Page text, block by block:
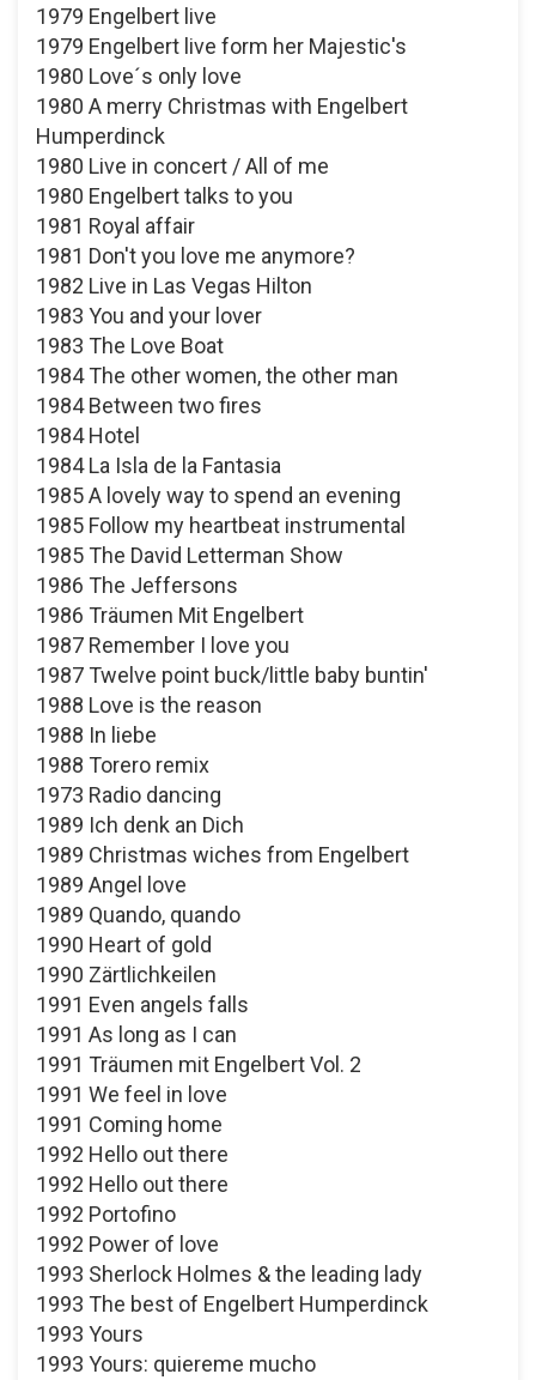
1979 Engelbert live
1979 Engelbert live form her Majestic's
1980 Love´s only love
1980 A merry Christmas with Engelbert
Humperdinck
1980 Live in concert / All of me
1980 Engelbert talks to you
1981 Royal affair
1981 Don't you love me anymore?
1982 Live in Las Vegas Hilton
1983 You and your lover
1983 The Love Boat
1984 The other women, the other man
1984 Between two fires
1984 Hotel
1984 La Isla de la Fantasia
1985 A lovely way to spend an evening
1985 Follow my heartbeat instrumental
1985 The David Letterman Show
1986 The Jeffersons
1986 Träumen Mit Engelbert
1987 Remember I love you
1987 Twelve point buck/little baby buntin'
1988 Love is the reason
1988 In liebe
1988 Torero remix
1973 Radio dancing
1989 Ich denk an Dich
1989 Christmas wiches from Engelbert
1989 Angel love
1989 Quando, quando
1990 Heart of gold
1990 Zärtlichkeilen
1991 Even angels falls
1991 As long as I can
1991 Träumen mit Engelbert Vol. 2
1991 We feel in love
1991 Coming home
1992 Hello out there
1992 Hello out there
1992 Portofino
1992 Power of love
1993 Sherlock Holmes & the leading lady
1993 The best of Engelbert Humperdinck
1993 Yours
1993 Yours: quiereme mucho